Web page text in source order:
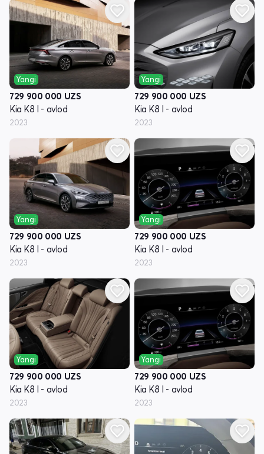
Yangi
729 900 000 UZS
Kia K8 I - avlod
2023
Yangi
729 900 000 UZS
Kia K8 I - avlod
2023
Yangi
729 900 000 UZS
Kia K8 I - avlod
2023
Yangi
729 900 000 UZS
Kia K8 I - avlod
2023
Yangi
729 900 000 UZS
Kia K8 I - avlod
2023
Yangi
729 900 000 UZS
Kia K8 I - avlod
2023